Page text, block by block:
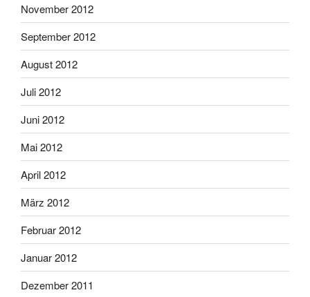
November 2012
September 2012
August 2012
Juli 2012
Juni 2012
Mai 2012
April 2012
März 2012
Februar 2012
Januar 2012
Dezember 2011